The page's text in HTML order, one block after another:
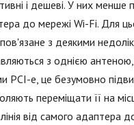
і дешеві. У них менше
до мережі Wi-Fi. Для
з деякими
з однією
PCI-e, це безумовно
переміщати її на
від самого адаптера